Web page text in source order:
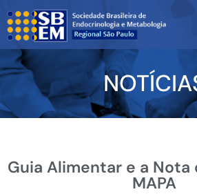
Guia Alimentar e a
MAPA